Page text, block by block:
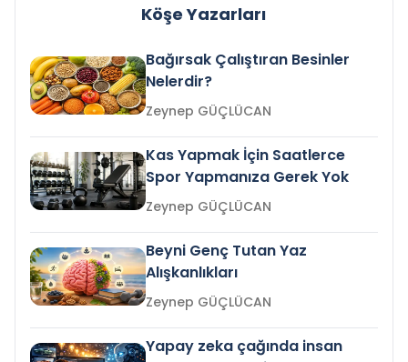
Köşe Yazarları
Bağırsak Çalıştıran Besinler
Nelerdir?
Zeynep GÜÇLÜCAN
Kas Yapmak İçin Saatlerce
Spor Yapmanıza Gerek Yok
Zeynep GÜÇLÜCAN
Beyni Genç Tutan Yaz
Alışkanlıkları
Zeynep GÜÇLÜCAN
Yapay zeka çağında insan